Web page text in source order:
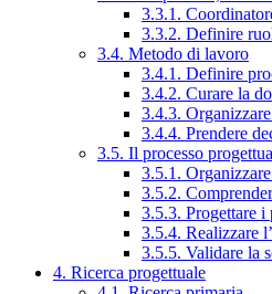
3.3.1.
3.3.2. Definire
3.4. Metodo di lavoro
3.4.1. Definire
3.4.2. Curare la
3.4.3.
3.4.4. Prendere
3.5. Il processo
3.5.1.
3.5.2.
3.5.3. Progettare i
3.5.4. Realizzare
3.5.5. Validare la
4. Ricerca progettuale